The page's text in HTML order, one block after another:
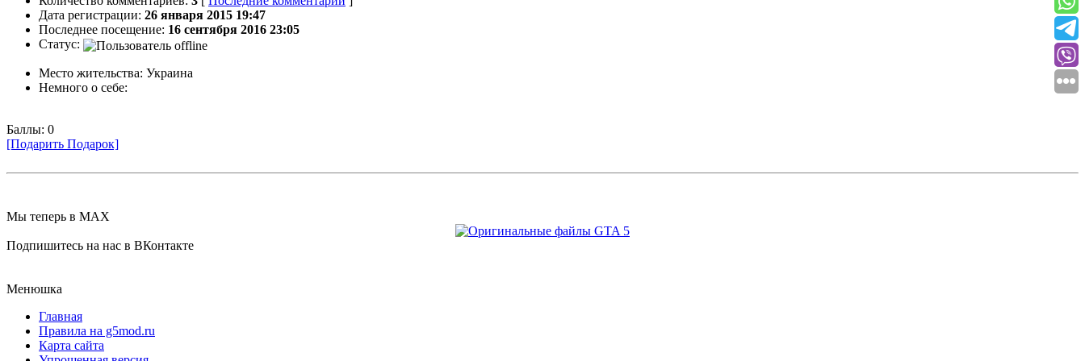
Дата регистрации: 26 января 2015 19:47
Последнее посещение: 16 сентября 2016 23:05
Статус:
Место жительства: Украина
Немного о себе:
Баллы: 0
[Подарить Подарок]
Мы теперь в MAX
Подпишитесь на нас в ВКонтакте
Менюшка
Главная
Правила на g5mod.ru
Карта сайта